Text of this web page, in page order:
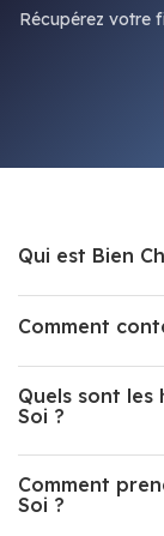
Récupérez votre
Qui est Bien
Comment
Quels sont les
Soi ?
Comment
Soi ?